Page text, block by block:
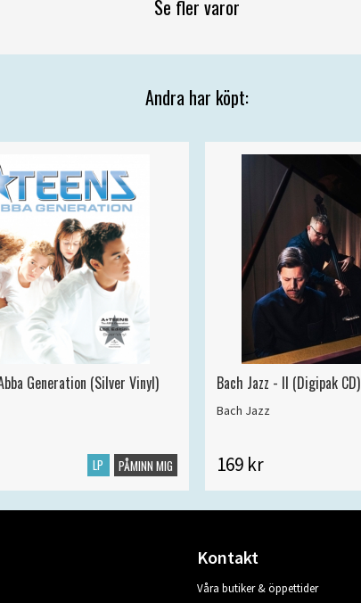
Se fler varor
Andra har köpt:
Generation (Silver Vinyl)
LP PÅMINN MIG
Bach Jazz - II (Digipak CD)
Bach Jazz
169 kr
Kontakt
Våra butiker & öppettider